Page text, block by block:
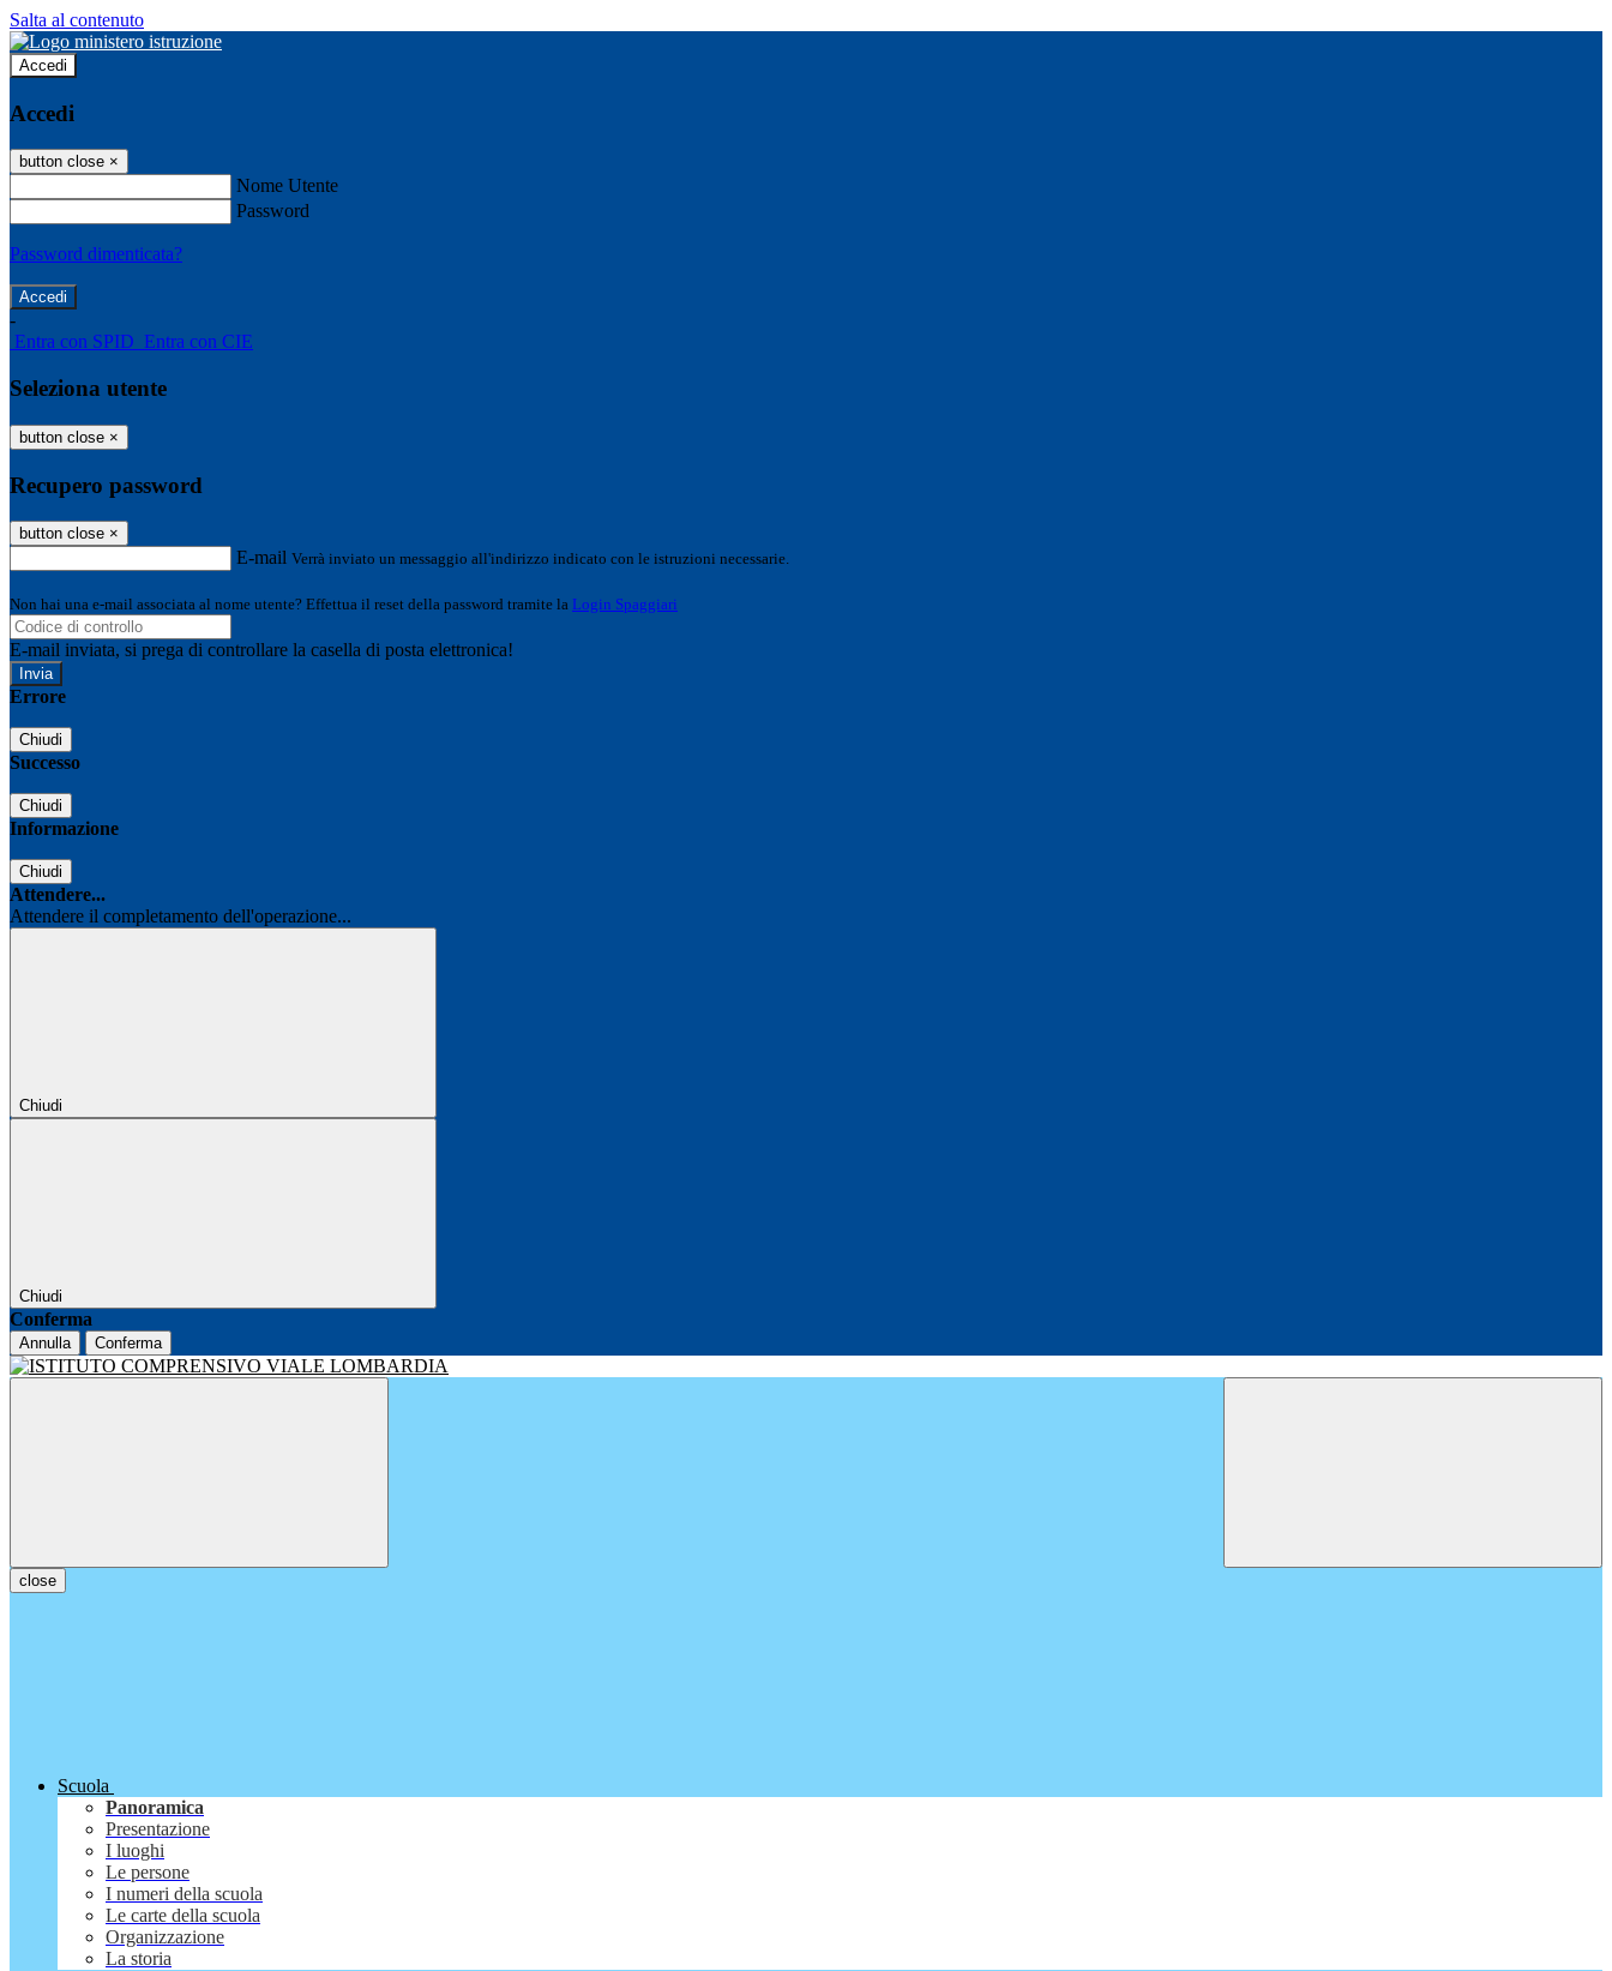
Salta al contenuto
Accedi
Accedi
button close ×
Nome Utente
Password
Password dimenticata?
-
Entra con SPID Entra con CIE
Seleziona utente
button close ×
Recupero password
button close ×
E-mail Verrà inviato un messaggio all'indirizzo indicato con le istruzioni necessarie.
Non hai una e-mail associata al nome utente? Effettua il reset della password tramite la Login Spaggiari
E-mail inviata, si prega di controllare la casella di posta elettronica!
Errore
Chiudi
Successo
Chiudi
Informazione
Chiudi
Attendere...
Attendere il completamento dell'operazione...
Chiudi
Chiudi
Conferma
Annulla Conferma
close
Scuola
Panoramica
Presentazione
I luoghi
Le persone
I numeri della scuola
Le carte della scuola
Organizzazione
La storia